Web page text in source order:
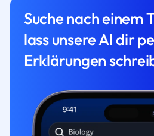
Suche nach einem
lass unsere AI dir
Erklärungen